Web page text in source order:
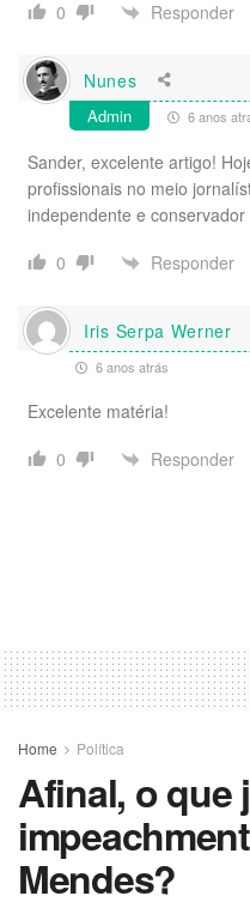
0
Responder
Nunes
Admin 6 anos
Sander, excelente artigo!
profissionais no meio
independente e
0
Responder
Iris Serpa Werner
6 anos atrás
Excelente matéria!
0
Responder
Home Política
Afinal, o que
Mendes?